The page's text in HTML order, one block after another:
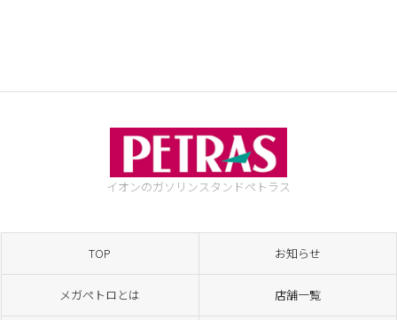
イオンのガソリンスタンドペトラス
TOP お知らせ
メガペトロとは 店舗一覧